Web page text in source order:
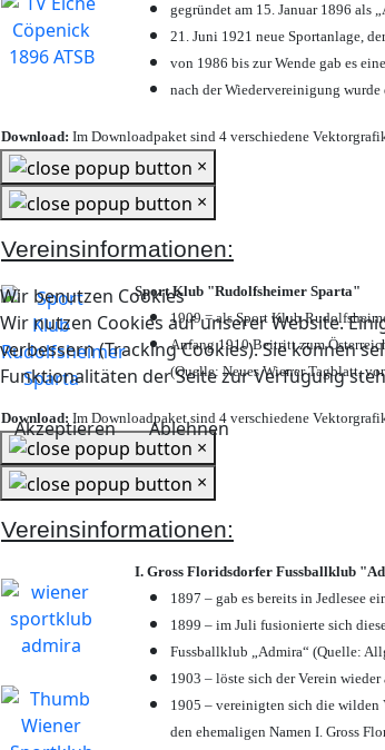
Wir benutzen Cookies
Wir nutzen Cookies auf unserer Website.
verbessern (Tracking Cookies). Sie können
Funktionalitäten der Seite zur Verfügung
Akzeptieren
Ablehnen
gegründet am 15. Januar 1896 als
21. Juni 1921 neue Sportanlage,
von 1986 bis zur Wende gab es
nach der Wiedervereinigung
Download: Im Downloadpaket sind 4 verschiedene
×
×
Vereinsinformationen:
Sport Klub "Rudolfsheimer Sparta"
1909 = als Sport Klub
Anfang 1910 Beitritt zum
(Quelle: Neues Wiener Tagblatt,
Download: Im Downloadpaket sind 4 verschiedene
×
×
Vereinsinformationen:
I. Gross Floridsdorfer Fussballklub
1897 – gab es bereits in Jedlesee
1899 – im Juli fusionierte sich
Fussballklub „Admira“ (Quelle:
1903 – löste sich der Verein wieder
1905 – vereinigten sich die wilden
den ehemaligen Namen I. Gross